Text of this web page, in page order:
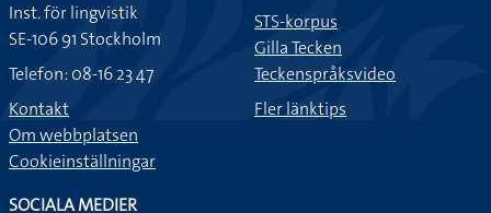
Inst. för lingvistik
SE-106 91 Stockholm
Telefon: 08-16 23 47
Kontakt
Om webbplatsen
Cookieinställningar
STS-korpus
Gilla Tecken
Teckenspråksvideo
Fler länktips
SOCIALA MEDIER